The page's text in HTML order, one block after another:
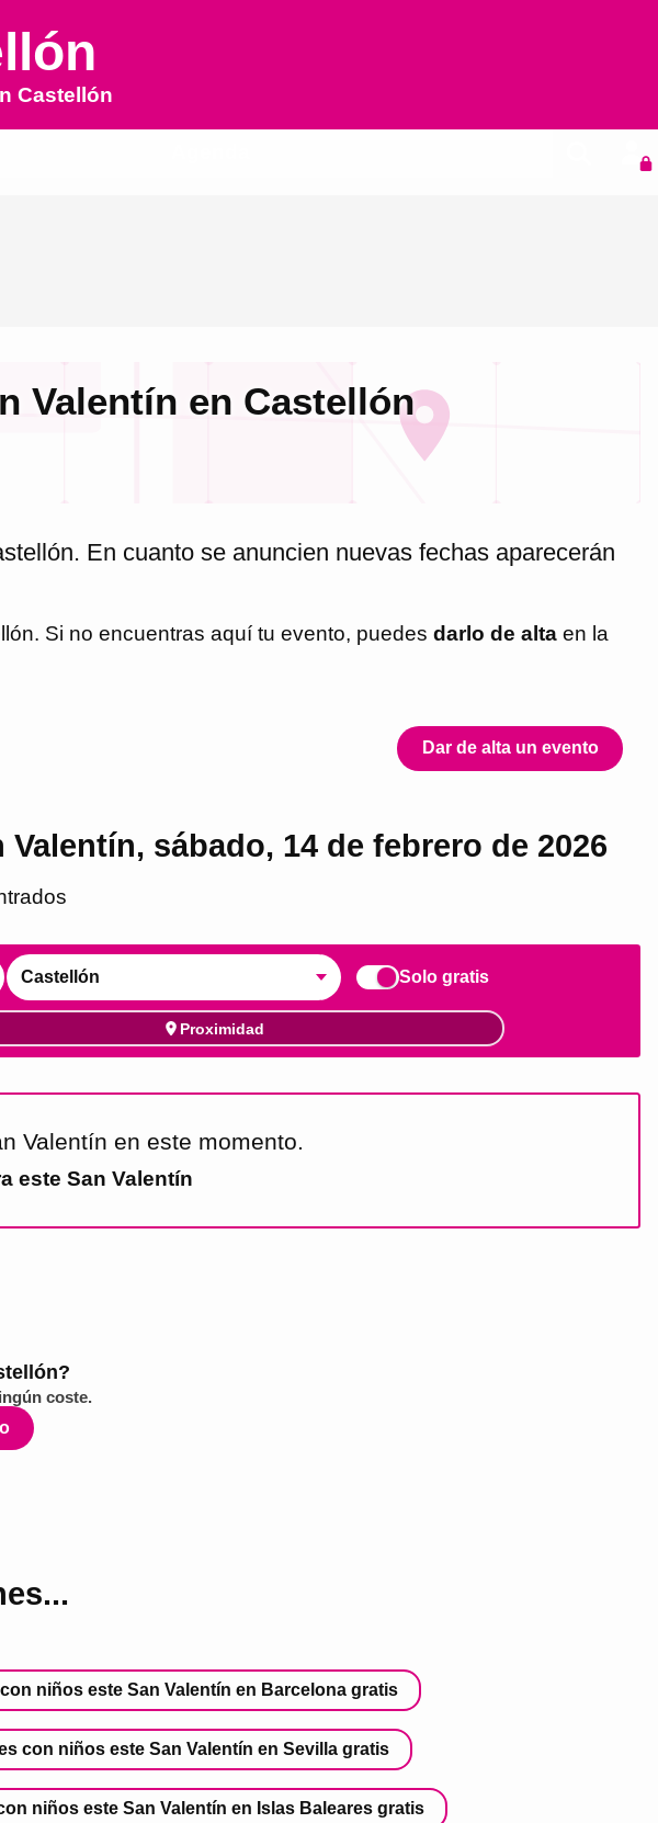
Castellón
Valentín en Castellón
En cuanto se anuncien nuevas fechas aparecerán
. Si no encuentras aquí tu evento, puedes darlo de alta en la
Dar de alta un evento
sábado, 14 de febrero de 2026
s
Castellón Solo gratis
Proximidad
Valentín en este momento.
este San Valentín
coste.
niños este San Valentín en Barcelona gratis
con niños este San Valentín en Sevilla gratis
niños este San Valentín en Islas Baleares gratis